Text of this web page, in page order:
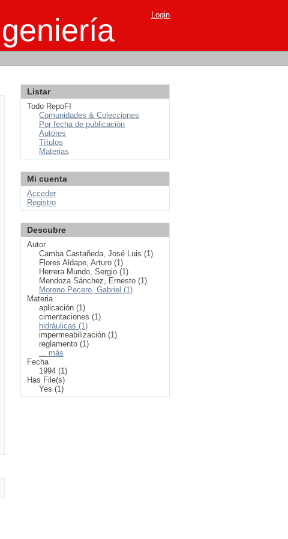
Login
Listar
Todo RepoFI
Comunidades & Colecciones
Por fecha de publicación
Autores
Títulos
Materias
Mi cuenta
Acceder
Registro
Descubre
Autor
Camba Castañeda, José Luis (1)
Flores Aldape, Arturo (1)
Herrera Mundo, Sergio (1)
Mendoza Sánchez, Ernesto (1)
Moreno Pecero, Gabriel (1)
Materia
aplicación (1)
cimentaciones (1)
hidráulicas (1)
impermeabilización (1)
reglamento (1)
... más
Fecha
1994 (1)
Has File(s)
Yes (1)